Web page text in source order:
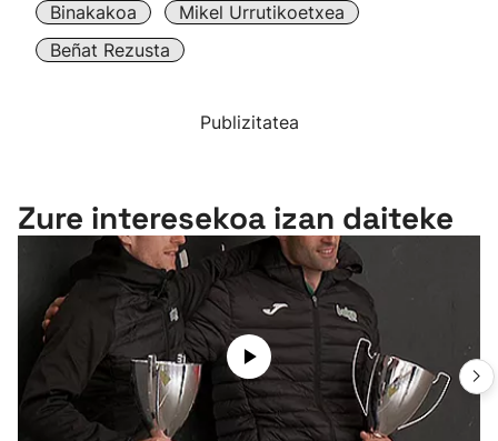
Binakakoa
Mikel Urrutikoetxea
Beñat Rezusta
Publizitatea
Zure interesekoa izan daiteke